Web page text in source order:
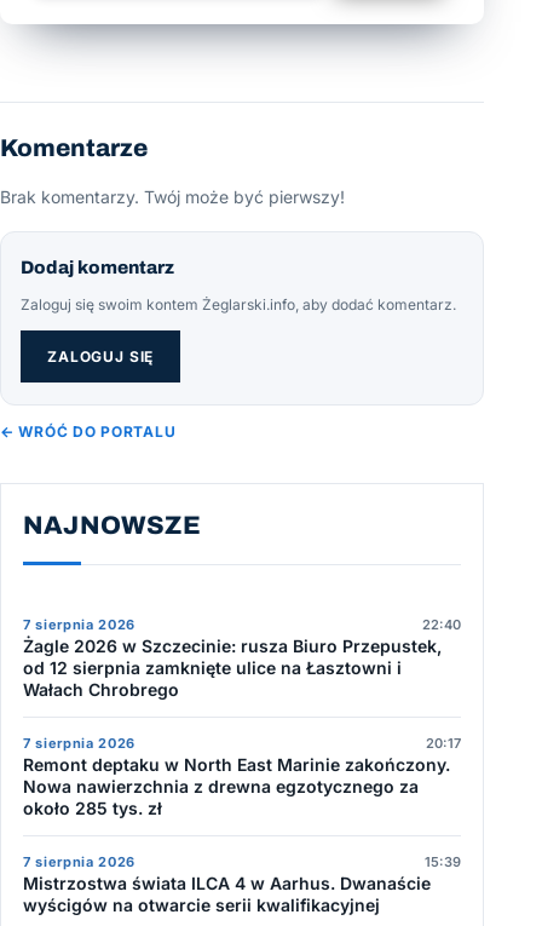
Komentarze
Brak komentarzy. Twój może być pierwszy!
Dodaj komentarz
Zaloguj się swoim kontem Żeglarski.info, aby dodać komentarz.
ZALOGUJ SIĘ
← WRÓĆ DO PORTALU
NAJNOWSZE
7 sierpnia 2026 22:40
Żagle 2026 w Szczecinie: rusza Biuro Przepustek,
od 12 sierpnia zamknięte ulice na Łasztowni i
Wałach Chrobrego
7 sierpnia 2026 20:17
Remont deptaku w North East Marinie zakończony.
Nowa nawierzchnia z drewna egzotycznego za
około 285 tys. zł
7 sierpnia 2026 15:39
Mistrzostwa świata ILCA 4 w Aarhus. Dwanaście
wyścigów na otwarcie serii kwalifikacyjnej